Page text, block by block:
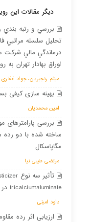
دیگر مقالات این
بررسي و رتبه
درماندگي مالي
اوراق بهادار تهران
میثم رنجبریان، جواد غفاری
بهینه سازی کیفی
امین محمدیان
بررسی
مگاپاسکال
مرتضی طیبی نیا
tricalciumaluminate در حضور گچ
داود امینی